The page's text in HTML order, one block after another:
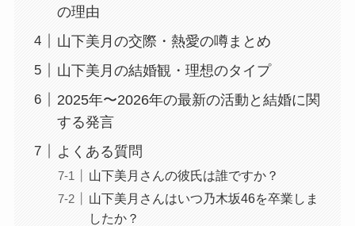
の理由
山下美月の交際・熱愛の噂まとめ
山下美月の結婚観・理想のタイプ
2025年〜2026年の最新の活動と結婚に関
する発言
よくある質問
山下美月さんの彼氏は誰ですか？
山下美月さんはいつ乃木坂46を卒業しま
したか？